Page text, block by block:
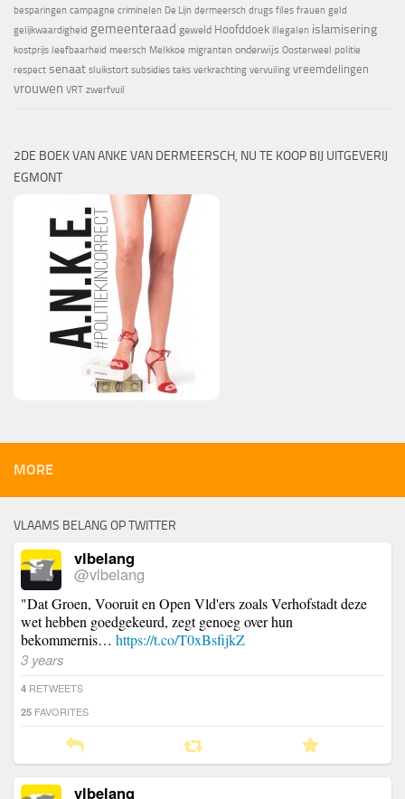
besparingen campagne criminelen De Lijn dermeersch drugs files frauen geld
gelijkwaardigheid gemeenteraad geweld Hoofddoek illegalen islamisering
kostprijs leefbaarheid meersch Melkkoe migranten onderwijs Oosterweel politie
respect senaat sluikstort subsidies taks verkrachting vervuiling vreemdelingen
vrouwen VRT zwerfvuil
2DE BOEK VAN ANKE VAN DERMEERSCH, NU TE KOOP BIJ UITGEVERIJ
EGMONT
MORE
VLAAMS BELANG OP TWITTER
vlbelang
@vlbelang
"Dat Groen, Vooruit en Open Vld'ers zoals Verhofstadt deze
wet hebben goedgekeurd, zegt genoeg over hun
bekommernis… https://t.co/T0xBsfijkZ
3 years
4 RETWEETS
25 FAVORITES
vlbelang